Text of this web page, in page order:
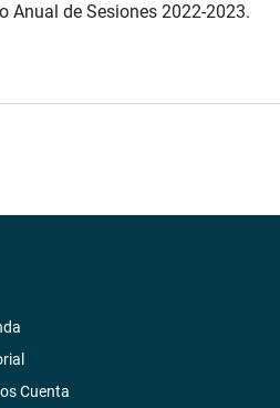
Anual de Sesiones 2022-2023.
Cuenta